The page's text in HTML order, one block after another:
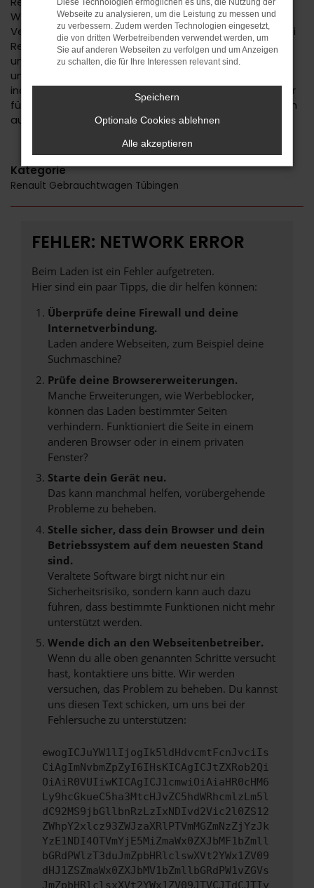
Wir sind ein Familienunternehmen mit tiefer regionaler
Verwurzelung. Seit 1974 bieten wir Fahrzeuge an, wobei
Renault einen der Schwerpunkte darstellt. Kundinnen
und Kunden aus Tübingen kennen und schätzen
unseren Service und die persönliche und durchweg
individuelle Beratung. Wir haben immer ein offenes Ohr
für Sie und Ihre Anliegen und liefern Fahrzeuge natürlich
auch nach Tübingen oder in die nähere Umgebung.
Kategorie
Renault Gebrauchtwagen Tübingen
FEHLER: NETWORK ERROR
Beim Laden ist ein Fehler aufgetreten.
Hier sind ein paar Tipps, die dir helfen können:
Überprüfe deine Firewall und deine
Internetverbindung.
Laden andere Webseiten, zum Beispiel deine
Suchmaschine?
Prüfe deine Browsererweiterungen.
Manche Erweiterungen, wie Werbeblocker,
können das Laden bestimmter Seiten
verhindern. Funktioniert die Seite in einem
anderen Browser oder in einem privaten
Fenster?
Starte dein Gerät neu.
Das kann manchmal helfen, vorübergehende
Probleme zu beheben.
Stelle sicher, dass dein Browser und dein
Betriebssystem auf dem neuesten Stand
sind.
Veraltete Software birgt nicht nur ein
Sicherheitsrisiko, sondern kann auch dazu
führen, dass bestimmte Funktionen nicht mehr
unterstützt werden.
Wende dich an den Webseitenbetreiber.
Wenn du alle oben genannten Schritte versucht
hast, kontaktiere uns bitte. Wir werden
versuchen, das Problem zu beheben. Du kannst
uns diesen Text schicken, um uns bei der
Fehlersuche zu unterstützen:
ewogICJuYW1lIjogIk5ldHdvcmtFcnJvciIs
CiAgImNvbmZpZyI6IHsKICAgICJtZXRob2Qi
OiAiR0VUIiwKICAgICJ1cmwiOiAiaHR0cHM6
Ly9hcGkueC5ha3MtcHJvZC5hdWRhcmlzLm5l
dC92MS9jbGllbnRzLzIxNDIvd2Vic2l0ZS12
ZWhpY2xlcz93ZWJzaXRlPTVmMGZmNzZjYzJk
YzE1NDI4OTVmYjE5MiZmaWx0ZXJbMF1bZmll
bGRdPWlzT3duJmZpbHRlclswXVt2YWx1ZV09
dHJ1ZSZmaWx0ZXJbMV1bZmllbGRdPW1vZGVs
JmZpbHRlclsxXVt2YWx1ZV09JTVCJTdCJTIy
Diese Technologien ermöglichen es uns, die Nutzung der
Webseite zu analysieren, um die Leistung zu messen und
zu verbessern. Zudem werden Technologien eingesetzt,
die von dritten Werbetreibenden verwendet werden, um
Sie auf anderen Webseiten zu verfolgen und um Anzeigen
zu schalten, die für Ihre Interessen relevant sind.
Speichern
Optionale Cookies ablehnen
Alle akzeptieren